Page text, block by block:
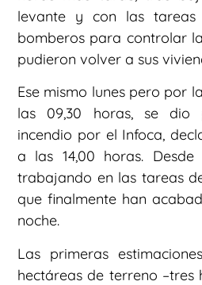
levante y con las
bomberos para controlar
pudieron volver a sus
Ese mismo lunes pero por
las 09,30 horas, se dio
incendio por el Infoca,
a las 14,00 horas. Desde
trabajando en las tareas
que finalmente han
noche.
Las primeras
hectáreas de terreno